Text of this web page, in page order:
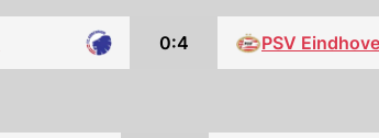
0:4 PSV